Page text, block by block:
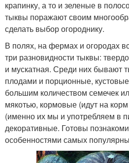
крапинку, а то и зеленые в
тыквы поражают своим
сделать выбор огороднику.
В полях, на фермах и огородах
три разновидности тыквы:
и мускатная. Среди них бывают
плодами и порционные,
большим количеством семечек
мякотью, кормовые (идут на
(именно их мы и употребляем в
декоративные. Готовы
особенностями самых